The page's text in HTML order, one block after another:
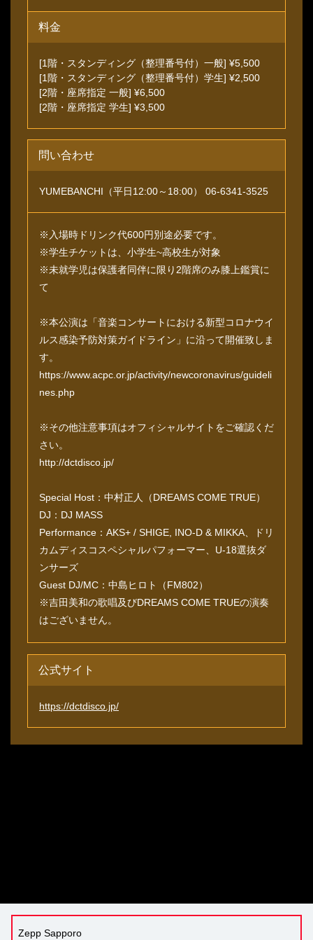
料金
[1階・スタンディング（整理番号付）一般] ¥5,500
[1階・スタンディング（整理番号付）学生] ¥2,500
[2階・座席指定 一般] ¥6,500
[2階・座席指定 学生] ¥3,500
問い合わせ
YUMEBANCHI（平日12:00～18:00） 06-6341-3525
※入場時ドリンク代600円別途必要です。
※学生チケットは、小学生~高校生が対象
※未就学児は保護者同伴に限り2階席のみ膝上鑑賞に
て
※本公演は「音楽コンサートにおける新型コロナウイ
ルス感染予防対策ガイドライン」に沿って開催致しま
す。
https://www.acpc.or.jp/activity/newcoronavirus/guideli
nes.php
※その他注意事項はオフィシャルサイトをご確認くだ
さい。
http://dctdisco.jp/
Special Host：中村正人（DREAMS COME TRUE）
DJ：DJ MASS
Performance：AKS+ / SHIGE, INO-D & MIKKA、ドリ
カムディスコスペシャルパフォーマー、U-18選抜ダ
ンサーズ
Guest DJ/MC：中島ヒロト（FM802）
※吉田美和の歌唱及びDREAMS COME TRUEの演奏
はございません。
公式サイト
https://dctdisco.jp/
Zepp Sapporo